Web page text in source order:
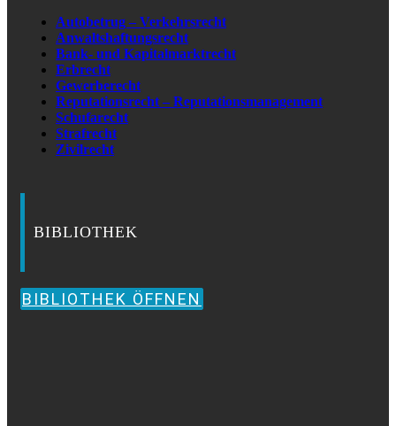
Autobetrug – Verkehrsrecht
Anwaltshaftungsrecht
Bank- und Kapitalmarktrecht
Erbrecht
Gewerberecht
Reputationsrecht – Reputationsmanagement
Schufarecht
Strafrecht
Zivilrecht
BIBLIOTHEK
BIBLIOTHEK ÖFFNEN